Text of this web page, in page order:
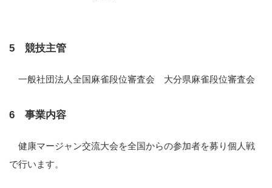
5 競技主管
一般社団法人全国麻雀段位審査会 大分県麻雀段位審査会
6 事業内容
健康マージャン交流大会を全国からの参加者を募り個人戦
で行います。